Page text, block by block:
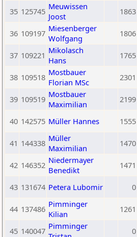
35 125745 Meuwissen
Joost
1863
36 109197 Miesenberger
Wolfgang
1806
37 109221 Mikolasch
Hans
1765
38 109518 Mostbauer
Florian MSc
2301
39 109519 Mostbauer
Maximilian
2199
40 142575 Müller Hannes 1555
41 144338 Müller
Maximilian
1470
42 146352 Niedermayer
Benedikt
1471
43 131674 Petera Lubomir 0
44 137486 Pimminger
Kilian
1261
45 140047 Pimminger
0